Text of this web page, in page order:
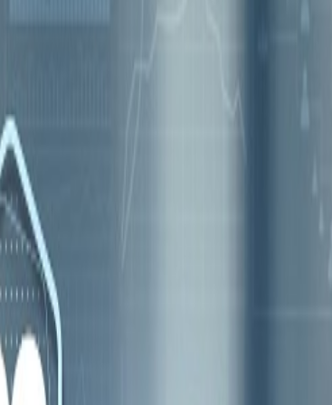
en el último año, señala informe